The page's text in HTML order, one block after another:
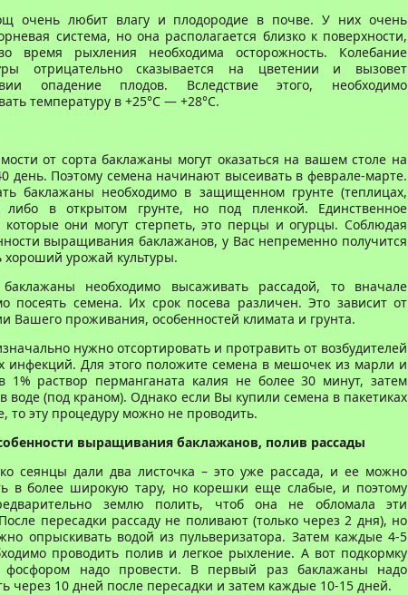
очень любит влагу и плодородие в почве. У них очень
система, но она располагается близко к поверхности,
время рыхления необходима осторожность. Колебание
отрицательно сказывается на цветении и вызовет
опадение плодов. Вследствие этого, необходимо
температуру в +25°C — +28°C.
от сорта баклажаны могут оказаться на вашем столе на
день. Поэтому семена начинают высеивать в феврале-марте.
баклажаны необходимо в защищенном грунте (теплицах,
либо в открытом грунте, но под пленкой. Единственное
которые они могут стерпеть, это перцы и огурцы. Соблюдая
выращивания баклажанов, у Вас непременно получится
хороший урожай культуры.
необходимо высаживать рассадой, то вначале
посеять семена. Их срок посева различен. Это зависит от
Вашего проживания, особенностей климата и грунта.
нужно отсортировать и протравить от возбудителей
инфекций. Для этого положите семена в мешочек из марли и
1% раствор перманганата калия не более 30 минут, затем
воде (под краном). Однако если Вы купили семена в пакетиках
то эту процедуру можно не проводить.
выращивания баклажанов, полив рассады
сеянцы дали два листочка – это уже рассада, и ее можно
в более широкую тару, но корешки еще слабые, и поэтому
землю полить, чтоб она не обломала эти
пересадки рассаду не поливают (только через 2 дня), но
опрыскивать водой из пульверизатора. Затем каждые 4-5
проводить полив и легкое рыхление. А вот подкормку
надо провести. В первый раз баклажаны надо
через 10 дней после пересадки и затем каждые 10-15 дней.